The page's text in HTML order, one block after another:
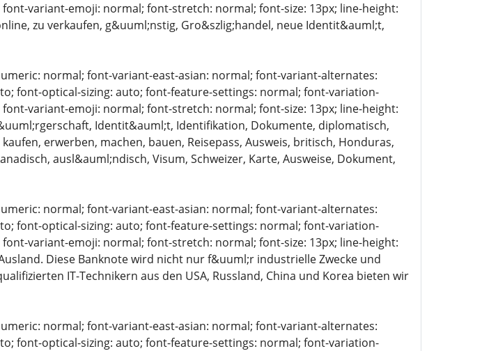
variant-emoji: normal; font-stretch: normal; font-size: 13px; line-height:
zu verkaufen, g&uuml;nstig, Gro&szlig;handel, neue Identit&auml;t,
normal; font-variant-east-asian: normal; font-variant-alternates:
font-optical-sizing: auto; font-feature-settings: normal; font-variation-
variant-emoji: normal; font-stretch: normal; font-size: 13px; line-height:
Identit&auml;t, Identifikation, Dokumente, diplomatisch,
erwerben, machen, bauen, Reisepass, Ausweis, britisch, Honduras,
ausl&auml;ndisch, Visum, Schweizer, Karte, Ausweise, Dokument,
normal; font-variant-east-asian: normal; font-variant-alternates:
font-optical-sizing: auto; font-feature-settings: normal; font-variation-
variant-emoji: normal; font-stretch: normal; font-size: 13px; line-height:
Diese Banknote wird nicht nur f&uuml;r industrielle Zwecke und
IT-Technikern aus den USA, Russland, China und Korea bieten wir
normal; font-variant-east-asian: normal; font-variant-alternates:
font-optical-sizing: auto; font-feature-settings: normal; font-variation-